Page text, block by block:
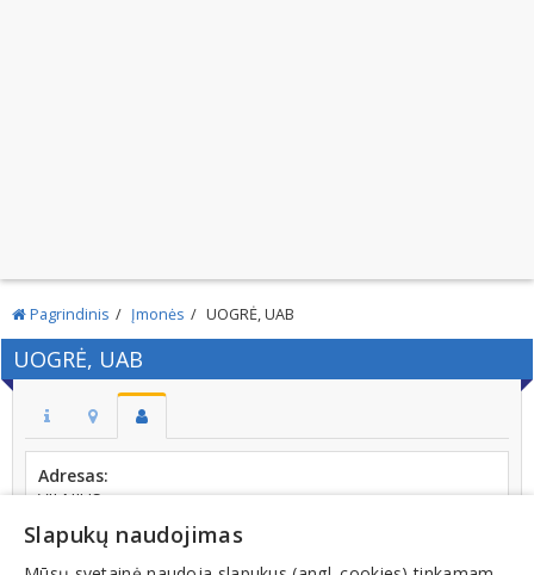
Pagrindinis Įmonės UOGRĖ, UAB
UOGRĖ, UAB
Adresas:
VILNIUS
Kodas:
Slapukų naudojimas